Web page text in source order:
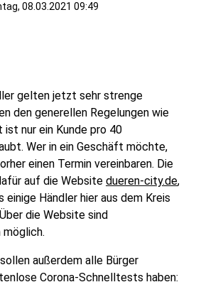
08.03.2021 09:49
gelten jetzt sehr strenge
den generellen Regelungen wie
nur ein Kunde pro 40
Wer in ein Geschäft möchte,
einen Termin vereinbaren. Die
auf die Website dueren-city.de,
einige Händler hier aus dem Kreis
die Website sind
möglich.
außerdem alle Bürger
Corona-Schnelltests haben: